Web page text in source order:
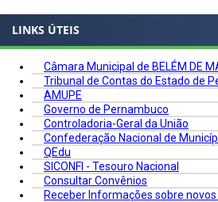
LINKS ÚTEIS
Câmara Municipal de BELÉM DE
Tribunal de Contas do Estado de
AMUPE
Governo de Pernambuco
Controladoria-Geral da União
Confederação Nacional de
QEdu
SICONFI - Tesouro Nacional
Consultar Convênios
Receber Informações sobre novos